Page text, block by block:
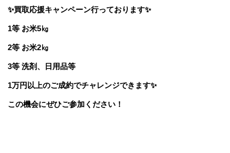
✨買取応援キャンペーン行っております✨
1等 お米5㎏
2等 お米2㎏
3等 洗剤、日用品等
1万円以上のご成約でチャレンジできます✨
この機会にぜひご参加ください！